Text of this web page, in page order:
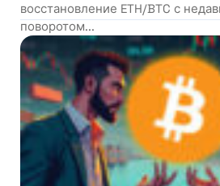
восстановление ETH/BTC с
поворотом...